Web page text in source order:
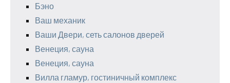
Бэно
Ваш механик
Ваши Двери, сеть салонов дверей
Венеция, сауна
Венеция, сауна
Вилла гламур, гостиничный комплекс